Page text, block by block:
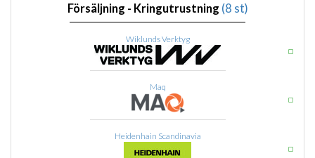
Försäljning - Kringutrustning (8 st)
Wiklunds Verktyg
Maq
Heidenhain Scandinavia